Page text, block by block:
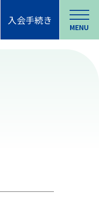
入会手続き
MENU